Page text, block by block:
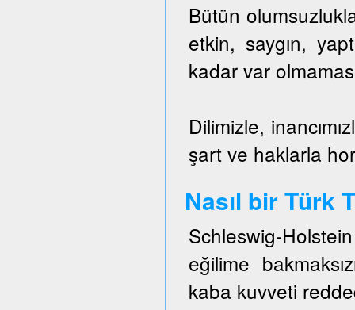
Bütün
etkin, saygın,
kadar var
Dilimizle,
şart ve haklarla
Nasıl bir Türk
Schleswig-
eğilime
kaba kuvveti